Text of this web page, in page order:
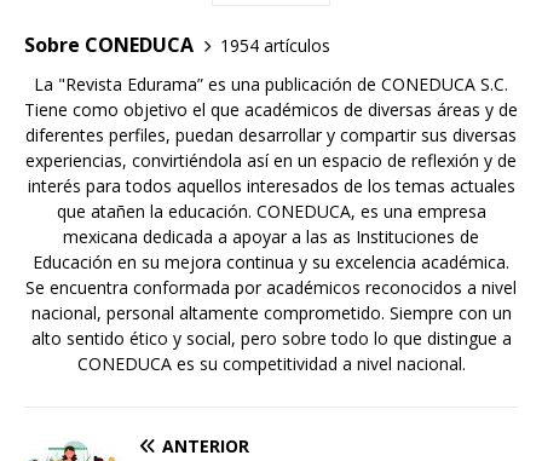
Sobre CONEDUCA
1954 artículos
La "Revista Edurama” es una publicación de CONEDUCA S.C.
Tiene como objetivo el que académicos de diversas áreas y de
diferentes perfiles, puedan desarrollar y compartir sus diversas
experiencias, convirtiéndola así en un espacio de reflexión y de
interés para todos aquellos interesados de los temas actuales
que atañen la educación. CONEDUCA, es una empresa
mexicana dedicada a apoyar a las as Instituciones de
Educación en su mejora continua y su excelencia académica.
Se encuentra conformada por académicos reconocidos a nivel
nacional, personal altamente comprometido. Siempre con un
alto sentido ético y social, pero sobre todo lo que distingue a
CONEDUCA es su competitividad a nivel nacional.
ANTERIOR